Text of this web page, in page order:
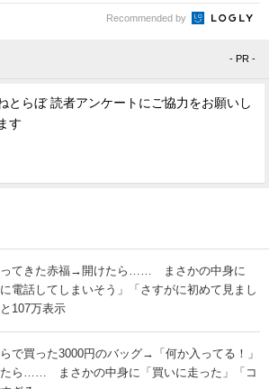
Recommended by
- PR -
とらぼ 読者アンケートにご協力をお願いし
ます
ってきた赤福→開けたら…… まさかの中身に
に電話してしまいそう」「さすがに初めて見まし
107万表示
で買った3000円のバッグ→「何か入ってる！」
たら…… まさかの中身に「買いに走った」「コ